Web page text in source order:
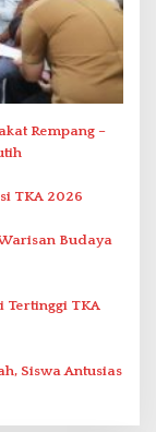
Rempang –
TKA 2026
Budaya
Tertinggi TKA
Siswa Antusias